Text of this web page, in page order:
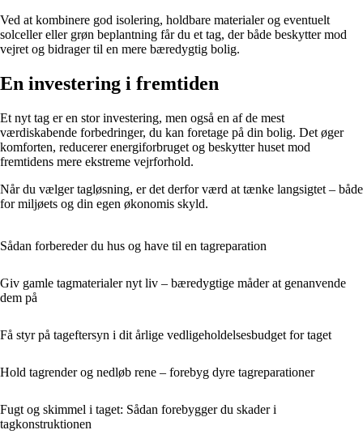
Ved at kombinere god isolering, holdbare materialer og eventuelt
solceller eller grøn beplantning får du et tag, der både beskytter mod
vejret og bidrager til en mere bæredygtig bolig.
En investering i fremtiden
Et nyt tag er en stor investering, men også en af de mest
værdiskabende forbedringer, du kan foretage på din bolig. Det øger
komforten, reducerer energiforbruget og beskytter huset mod
fremtidens mere ekstreme vejrforhold.
Når du vælger tagløsning, er det derfor værd at tænke langsigtet – både
for miljøets og din egen økonomis skyld.
Sådan forbereder du hus og have til en tagreparation
Giv gamle tagmaterialer nyt liv – bæredygtige måder at genanvende
dem på
Få styr på tageftersyn i dit årlige vedligeholdelsesbudget for taget
Hold tagrender og nedløb rene – forebyg dyre tagreparationer
Fugt og skimmel i taget: Sådan forebygger du skader i
tagkonstruktionen